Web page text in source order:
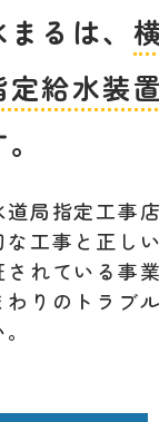
るは、
定給水装
道局指定工事
な工事と正し
されている事
わりのトラブ